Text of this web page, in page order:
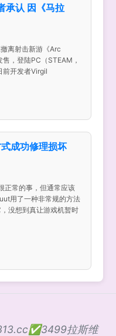
承认 因《马拉
离射击新游《Arc
，登陆PC（STEAM，
前开发者Virgil
成功修理损坏
正常的事，但通常应该
用了一种非常规的方法
没想到真让游戏机暂时
拉斯维